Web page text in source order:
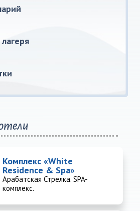
Комплекс «White
Residence & Spa»
Арабатская Стрелка. SPA-
комплекс.